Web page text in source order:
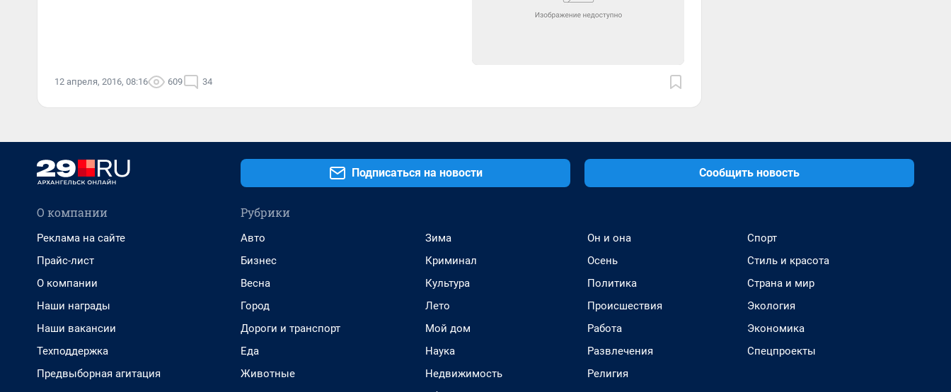
12 апреля, 2016, 08:16 609 34
Подписаться на новости Сообщить новость
О компании
Реклама на сайте
Прайс-лист
О компании
Наши награды
Наши вакансии
Техподдержка
Предвыборная агитация
Рубрики
Авто
Бизнес
Весна
Город
Дороги и транспорт
Еда
Животные
Зима
Криминал
Культура
Лето
Мой дом
Наука
Недвижимость
Он и она
Осень
Политика
Происшествия
Работа
Развлечения
Религия
Спорт
Стиль и красота
Страна и мир
Экология
Экономика
Спецпроекты